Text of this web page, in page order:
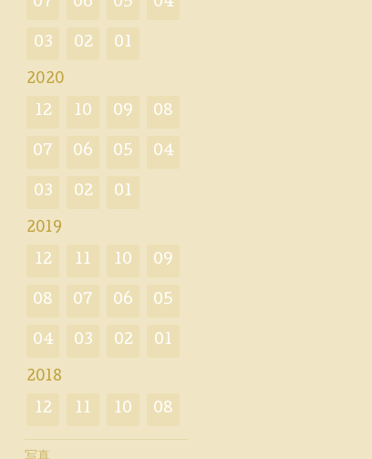
07 06 05 04
03 02 01
2020
12 10 09 08
07 06 05 04
03 02 01
2019
12 11 10 09
08 07 06 05
04 03 02 01
2018
12 11 10 08